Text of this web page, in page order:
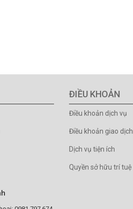
ĐIỀU KHOẢN
Điều khoản dịch vụ
Điều khoản giao dịch
Dịch vụ tiện ích
Quyền sở hữu trí tuệ